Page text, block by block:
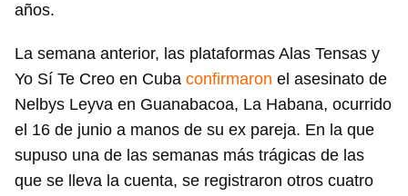
años.
La semana anterior, las plataformas Alas Tensas y
Yo Sí Te Creo en Cuba confirmaron el asesinato de
Nelbys Leyva en Guanabacoa, La Habana, ocurrido
el 16 de junio a manos de su ex pareja. En la que
supuso una de las semanas más trágicas de las
que se lleva la cuenta, se registraron otros cuatro